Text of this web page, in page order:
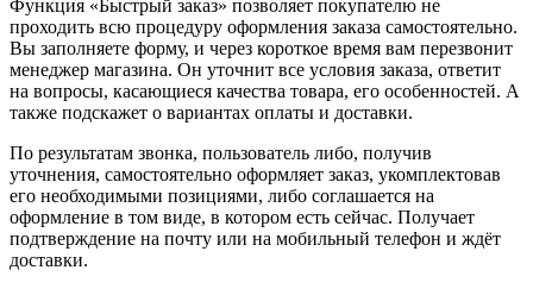
Функция «Быстрый заказ» позволяет покупателю не
проходить всю процедуру оформления заказа самостоятельно.
Вы заполняете форму, и через короткое время вам перезвонит
менеджер магазина. Он уточнит все условия заказа, ответит
на вопросы, касающиеся качества товара, его особенностей. А
также подскажет о вариантах оплаты и доставки.
По результатам звонка, пользователь либо, получив
уточнения, самостоятельно оформляет заказ, укомплектовав
его необходимыми позициями, либо соглашается на
оформление в том виде, в котором есть сейчас. Получает
подтверждение на почту или на мобильный телефон и ждёт
доставки.